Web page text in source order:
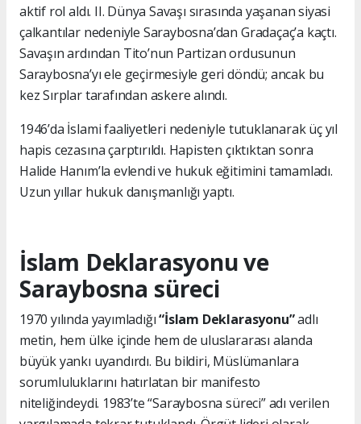
aktif rol aldı. II. Dünya Savaşı sırasında yaşanan siyasi
çalkantılar nedeniyle Saraybosna’dan Gradaçaç’a kaçtı.
Savaşın ardından Tito’nun Partizan ordusunun
Saraybosna’yı ele geçirmesiyle geri döndü; ancak bu
kez Sırplar tarafından askere alındı.
1946’da İslami faaliyetleri nedeniyle tutuklanarak üç yıl
hapis cezasına çarptırıldı. Hapisten çıktıktan sonra
Halide Hanım’la evlendi ve hukuk eğitimini tamamladı.
Uzun yıllar hukuk danışmanlığı yaptı.
İslam Deklarasyonu ve
Saraybosna süreci
1970 yılında yayımladığı“İslam Deklarasyonu”adlı
metin, hem ülke içinde hem de uluslararası alanda
büyük yankı uyandırdı. Bu bildiri, Müslümanlara
sorumluluklarını hatırlatan bir manifesto
niteliğindeydi. 1983’te “Saraybosna süreci” adı verilen